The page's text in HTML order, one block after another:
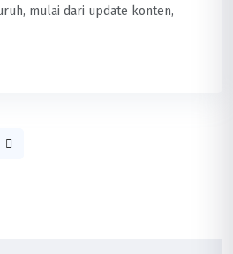
mulai dari update konten,